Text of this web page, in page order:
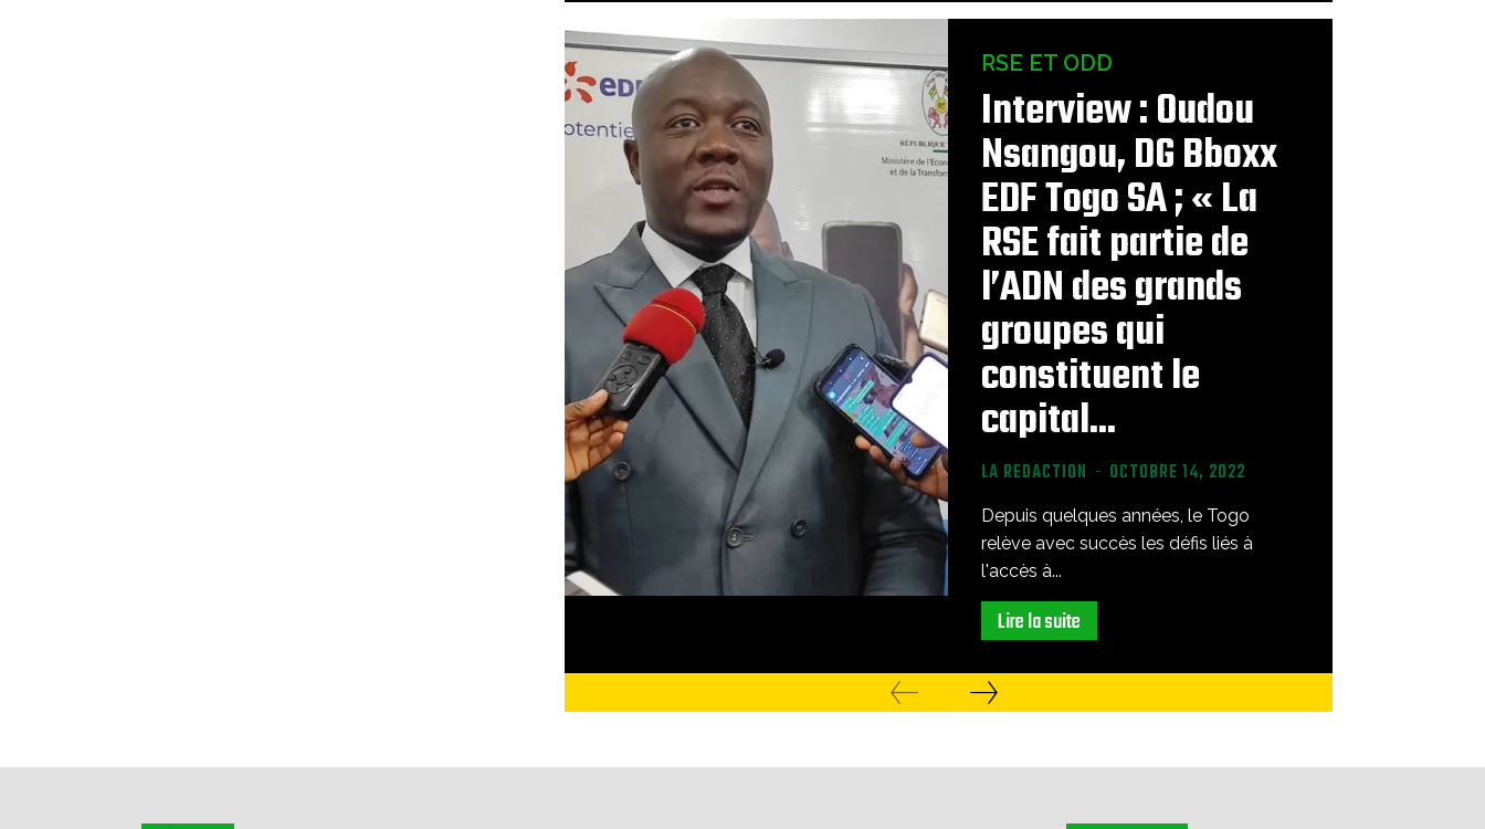
RSE ET ODD
Interview : Oudou
Nsangou, DG Bboxx
EDF Togo SA ; « La
RSE fait partie de
l’ADN des grands
groupes qui
constituent le
capital...
LA REDACTION - OCTOBRE 14, 2022
Depuis quelques années, le Togo
relève avec succès les défis liés à
l'accès à...
Lire la suite